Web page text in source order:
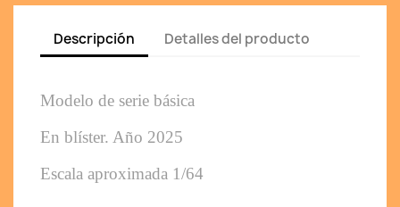
Descripción Detalles del producto
Modelo de serie básica
En blíster. Año 2025
Escala aproximada 1/64